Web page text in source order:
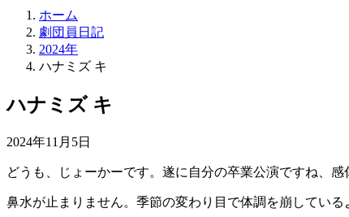
ホーム
劇団員日記
2024年
ハナミズ キ
ハナミズ キ
2024年11月5日
どうも、じょーかーです。遂に自分の卒業公演ですね、
鼻水が止まりません。季節の変わり目で体調を崩してい